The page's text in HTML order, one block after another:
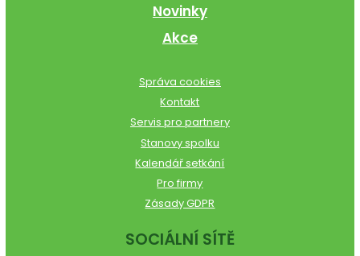
Novinky
Akce
Správa cookies
Kontakt
Servis pro partnery
Stanovy spolku
Kalendář setkání
Pro firmy
Zásady GDPR
SOCIÁLNÍ SÍTĚ